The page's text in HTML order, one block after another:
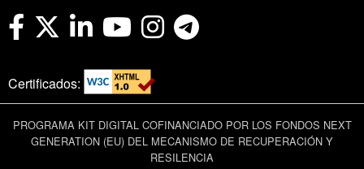
Certificados:
PROGRAMA KIT DIGITAL COFINANCIADO POR LOS FONDOS NEXT
GENERATION (EU) DEL MECANISMO DE RECUPERACIÓN Y
RESILENCIA